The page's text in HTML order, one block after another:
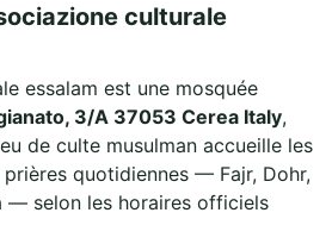
culturale
essalam est une mosquée
3/A 37053 Cerea Italy,
de culte musulman accueille les
quotidiennes — Fajr, Dohr,
— selon les horaires officiels